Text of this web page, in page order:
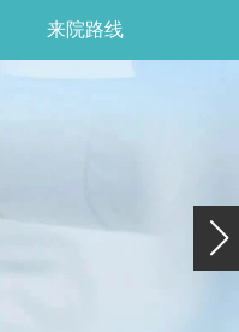
来院路线